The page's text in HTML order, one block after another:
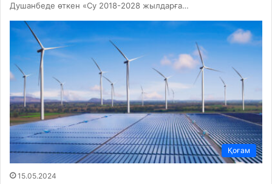
Душанбеде өткен «Су 2018-2028 жылдарға…
Қоғам
15.05.2024